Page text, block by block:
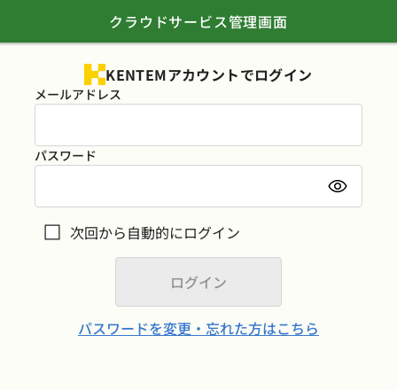
クラウドサービス管理画面
KENTEMアカウントでログイン
メールアドレス
パスワード
次回から自動的にログイン
パスワードを変更・忘れた方はこちら